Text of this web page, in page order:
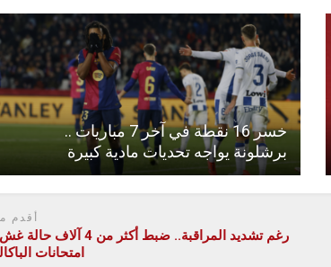
خسر 16 نقطة في آخر 7 مباريات ..
برشلونة يواجه تحديات مادية كبيرة
أقدم
رغم تشديد المراقبة.. ضبط أكثر من 4
امتحانات